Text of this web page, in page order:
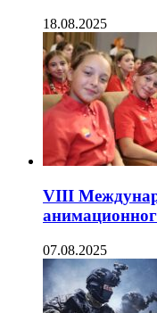
18.08.2025
VIII
07.08.2025